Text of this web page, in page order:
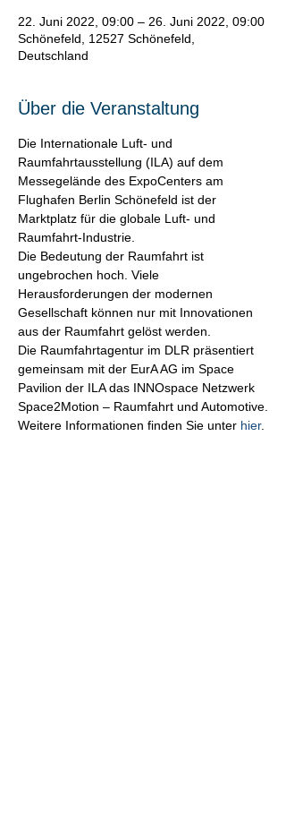
22. Juni 2022, 09:00 – 26. Juni 2022, 09:00
Schönefeld, 12527 Schönefeld,
Deutschland
Über die Veranstaltung
Die Internationale Luft- und
Raumfahrtausstellung (ILA) auf dem
Messegelände des ExpoCenters am
Flughafen Berlin Schönefeld ist der
Marktplatz für die globale Luft- und
Raumfahrt-Industrie.
Die Bedeutung der Raumfahrt ist
ungebrochen hoch. Viele
Herausforderungen der modernen
Gesellschaft können nur mit Innovationen
aus der Raumfahrt gelöst werden.
Die Raumfahrtagentur im DLR präsentiert
gemeinsam mit der EurA AG im Space
Pavilion der ILA das INNOspace Netzwerk
Space2Motion – Raumfahrt und Automotive.
Weitere Informationen finden Sie unter hier.